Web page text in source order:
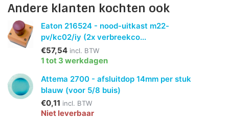
Andere klanten kochten ook
Eaton 216524 - nood-uitkast m22-
pv/kc02/iy (2x verbreekco...
€57,54 incl. BTW
1 tot 3 werkdagen
Attema 2700 - afsluitdop 14mm per stuk
blauw (voor 5/8 buis)
€0,11 incl. BTW
Niet leverbaar